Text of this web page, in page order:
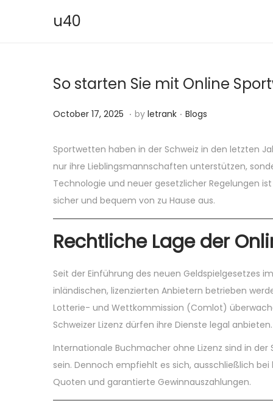
S
p
o
a
v
i
g
a
t
o
n
S
p
o
o
n
t
e
n
t
u40
So starten Sie mit Online
P
s
t
e
d
o
n
October 17, 2025 O
t
o
b
e
r
1
7
. by letrank . P
s
t
e
d
i
Blogs
Sportwetten haben in der Schweiz in den letzten
nur ihre Lieblingsmannschaften unterstützen,
Technologie und neuer gesetzlicher Regelungen
sicher und bequem von zu Hause aus.
Rechtliche Lage der
Seit der Einführung des neuen Geldspielgesetzes
inländischen, lizenzierten Anbietern betrieben
Lotterie- und Wettkommission (Comlot)
Schweizer Lizenz dürfen ihre Dienste legal anbieten.
Internationale Buchmacher ohne Lizenz sind in der
sein. Dennoch empfiehlt es sich, ausschließlich
Quoten und garantierte Gewinnauszahlungen.